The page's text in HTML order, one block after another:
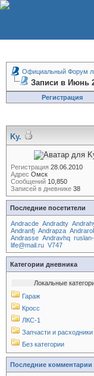
Официальный Форум
Записи в Июнь
Регистрация
Ky.
Регистрация 28.06.2010
Адрес Омск
Сообщений 10,850
Записей в дневнике 38
Последние посетители
Andracde Andradty
Andranfj Andrapza
Andrasse Andravhq ruslan-
life@mail.ru V747
Категории дневника
Локальные
Гараж
Кросс
ЛКС-1
Запчасти и расходники
Без категории
Последние комментарии